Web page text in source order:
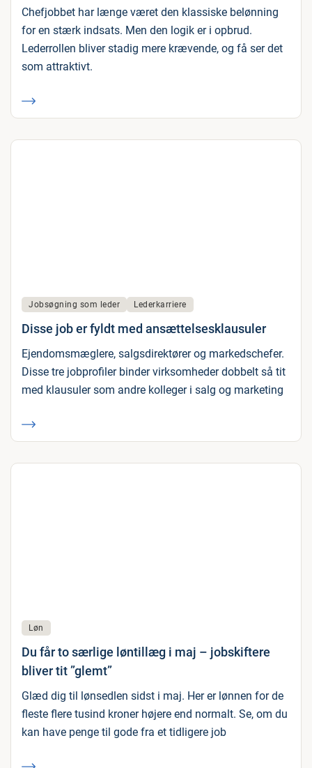
Chefjobbet har længe været den klassiske belønning
for en stærk indsats. Men den logik er i opbrud.
Lederrollen bliver stadig mere krævende, og få ser det
som attraktivt.
Jobsøgning som leder Lederkarriere
Disse job er fyldt med ansættelsesklausuler
Ejendomsmæglere, salgsdirektører og markedschefer.
Disse tre jobprofiler binder virksomheder dobbelt så tit
med klausuler som andre kolleger i salg og marketing
Løn
Du får to særlige løntillæg i maj – jobskiftere
bliver tit ”glemt”
Glæd dig til lønsedlen sidst i maj. Her er lønnen for de
fleste flere tusind kroner højere end normalt. Se, om du
kan have penge til gode fra et tidligere job